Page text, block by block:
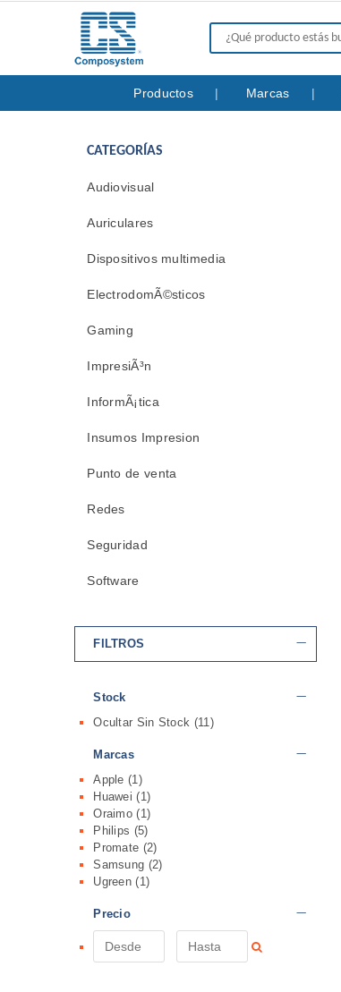
Productos Marcas
CATEGORÍAS
Audiovisual
Auriculares
Dispositivos multimedia
ElectrodomÃ©sticos
Gaming
ImpresiÃ³n
InformÃ¡tica
Insumos Impresion
Punto de venta
Redes
Seguridad
Software
FILTROS
Stock
Ocultar Sin Stock (11)
Marcas
Apple(1)
Huawei(1)
Oraimo(1)
Philips (5)
Promate (2)
Samsung (2)
Ugreen(1)
Precio